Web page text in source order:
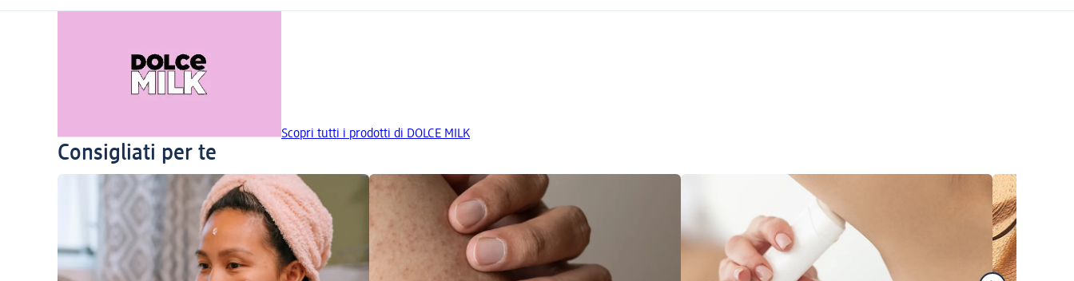
Scopri tutti i prodotti di DOLCE MILK
Consigliati per te